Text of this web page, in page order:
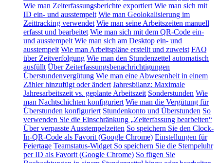
Wie man Zeiterfassungsberichte exportiert Wie man sich mit
ID ein- und ausstempelt Wie man Geolokalisierung im
Zeittracking verwendet Wie man seine Arbeitszeiten manuell
erfasst und bearbeitet Wie man sich mit dem QR-Code ein-
und ausstempelt Wie man sich am Desktop ein- und
ausstempelt Wie man Arbeitspläne erstellt und zuweist FAQ
über Zeitverfolgung Wie man den Stundenzettel automatisch
ausfüllt Über Zeiterfassungsbenachrichtigungen
Überstundenvergütung Wie man eine Abwesenheit in einem
Zähler hinzufügt oder ändert Jahresbilanz: Maximale
Jahresarbeitszeit vs. geplante Arbeitszeit Sonderstunden Wie
man Nachtschichten konfiguriert Wie man die Vergütung für
Überstunden konfiguriert Stundenkonto und Überstunden So
verwenden Sie die Einschränkung „Zeiterfassung bearbeiten“
Über verpasste Ausstempelzeiten So speichern Sie den Clock-
In-QR-Code als Favorit (Google Chrome) Einstellungen für
Feiertage Teamstatus-Widget So speichern Sie die Stempeluhr
per ID als Favorit (Google Chrome) So fügen Sie